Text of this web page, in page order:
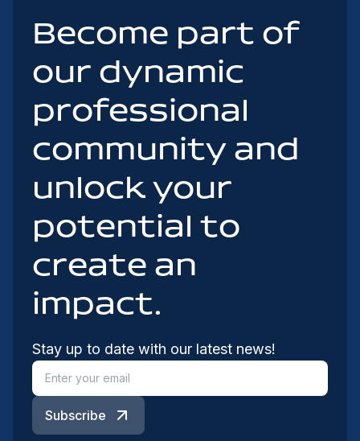
Become part of
our dynamic
professional
community and
unlock your
potential to
create an
impact.
Stay up to date with our latest news!
Subscribe